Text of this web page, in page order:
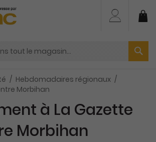
contenu
Hebdomadaires régionaux
Morbihan
à La Gazette
Morbihan